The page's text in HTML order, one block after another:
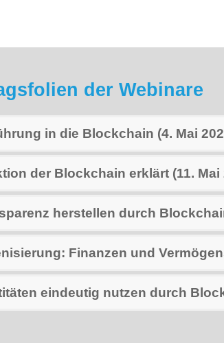
der Webinare
in die Blockchain (4. Mai
der Blockchain erklärt (11. Mai
herstellen durch
Finanzen und
eindeutig nutzen durch